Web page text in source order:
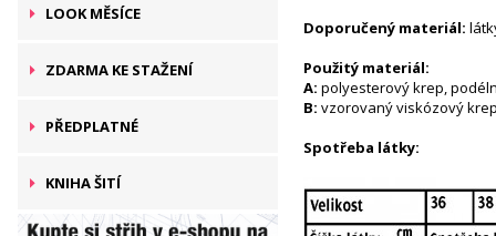
LOOK MĚSÍCE
ZDARMA KE STAŽENÍ
PŘEDPLATNÉ
KNIHA ŠITÍ
Doporučený materiál:
Použitý materiál:
A: polyesterový krep,
B: vzorovaný viskózový
Spotřeba látky: